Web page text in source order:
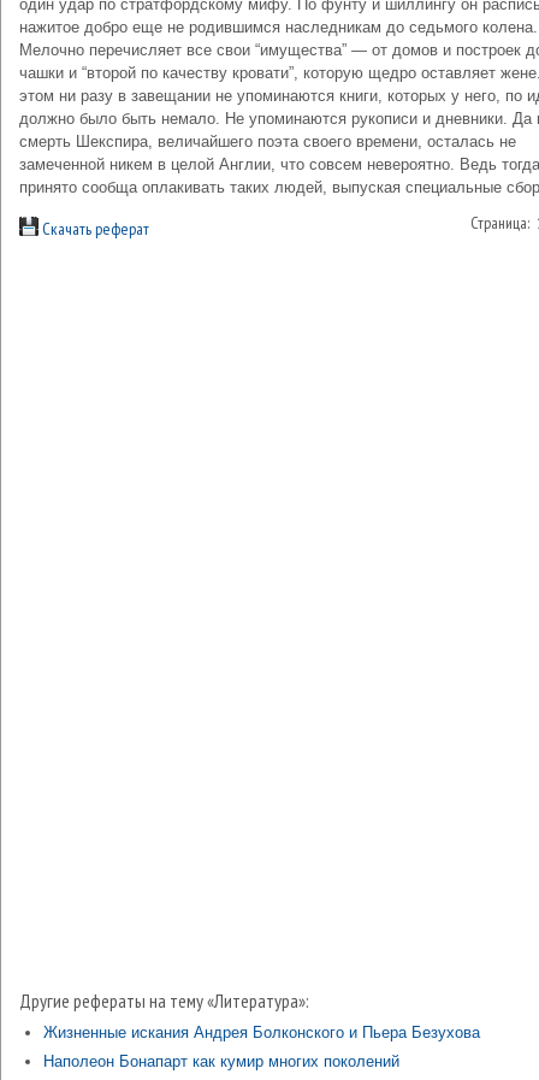
один удар по стратфордскому мифу. По фунту и шиллингу он
нажитое добро еще не родившимся наследникам до седьмого колена.
Мелочно перечисляет все свои “имущества” — от домов и построек
чашки и “второй по качеству кровати”, которую щедро оставляет
этом ни разу в завещании не упоминаются книги, которых у него, по
должно было быть немало. Не упоминаются рукописи и дневники. Да
смерть Шекспира, величайшего поэта своего времени, осталась не
замеченной никем в целой Англии, что совсем невероятно. Ведь
принято сообща оплакивать таких людей, выпуская специальные
Скачать реферат
Другие рефераты на тему «Литература»:
Жизненные искания Андрея Болконского и Пьера Безухова
Наполеон Бонапарт как кумир многих поколений